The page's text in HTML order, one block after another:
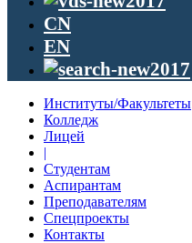
CN
EN
Институты/Факультеты
Колледж
Лицей
|
Студентам
Аспирантам
Преподавателям
Спецпроекты
Контакты